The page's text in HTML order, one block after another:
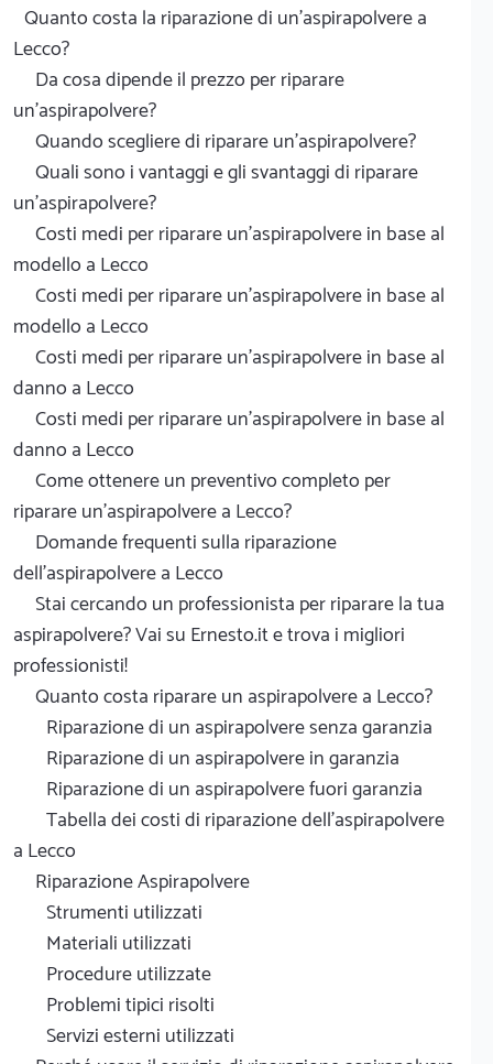
Quanto costa la riparazione di un'aspirapolvere a
Lecco?
Da cosa dipende il prezzo per riparare
un'aspirapolvere?
Quando scegliere di riparare un'aspirapolvere?
Quali sono i vantaggi e gli svantaggi di riparare
un'aspirapolvere?
Costi medi per riparare un'aspirapolvere in base al
modello a Lecco
Costi medi per riparare un'aspirapolvere in base al
modello a Lecco
Costi medi per riparare un'aspirapolvere in base al
danno a Lecco
Costi medi per riparare un'aspirapolvere in base al
danno a Lecco
Come ottenere un preventivo completo per
riparare un'aspirapolvere a Lecco?
Domande frequenti sulla riparazione
dell'aspirapolvere a Lecco
Stai cercando un professionista per riparare la tua
aspirapolvere? Vai su Ernesto.it e trova i migliori
professionisti!
Quanto costa riparare un aspirapolvere a Lecco?
Riparazione di un aspirapolvere senza garanzia
Riparazione di un aspirapolvere in garanzia
Riparazione di un aspirapolvere fuori garanzia
Tabella dei costi di riparazione dell'aspirapolvere
a Lecco
Riparazione Aspirapolvere
Strumenti utilizzati
Materiali utilizzati
Procedure utilizzate
Problemi tipici risolti
Servizi esterni utilizzati